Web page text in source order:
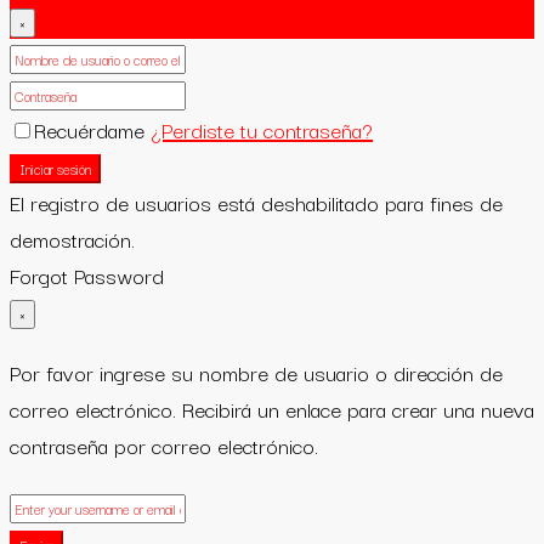
×
Recuérdame ¿Perdiste tu contraseña?
Iniciar sesión
El registro de usuarios está deshabilitado para fines de
demostración.
Forgot Password
×
Por favor ingrese su nombre de usuario o dirección de
correo electrónico. Recibirá un enlace para crear una nueva
contraseña por correo electrónico.